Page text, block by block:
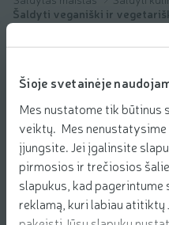
Šioje svetainėje
Mes nustatome tik būtinus
veiktų. Mes
įjungsite. Jei įgalinsite
pirmosios ir trečiosios
slapukus, kad
reklamą, kuri labiau atitiktų
Šaldyti veganiški ir